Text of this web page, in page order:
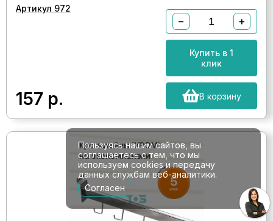
Артикул 972
157 р.
− +
Купить в 1
клик
В корзину
Пользуясь нашим сайтов, вы
соглашаетесь с тем, что мы
используем cookies и передачу
данных службам веб-аналитики.
Согласен